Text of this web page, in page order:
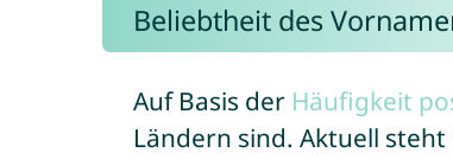
Beliebtheit des
Auf Basis der Häufigkeit
Ländern sind. Aktuell